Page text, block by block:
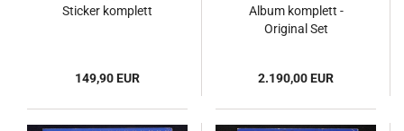
Sticker komplett
149,90 EUR
Album komplett -
Original Set
2.190,00 EUR